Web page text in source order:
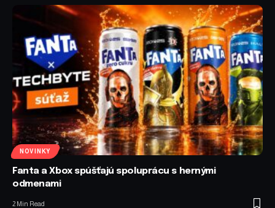
NOVINKY
Fanta a Xbox spúšťajú spoluprácu s hernými
odmenami
2 Min Read